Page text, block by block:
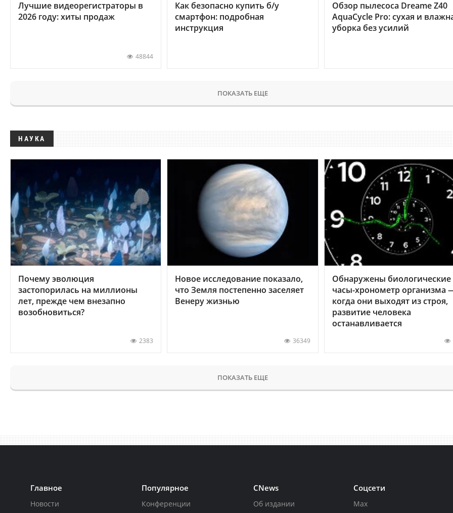
Лучшие видеорегистраторы в
2026 году: хиты продаж
48844
Как безопасно купить б/у
смартфон: подробная
инструкция
Обзор пылесоса Dreame Z40
AquaCycle Pro: сухая и
уборка без усилий
ПОКАЗАТЬ ЕЩЕ
НАУКА
Почему эволюция
застопорилась на миллионы
лет, прежде чем внезапно
возобновиться?
2383
Новое исследование показало,
что Земля постепенно заселяет
Венеру жизнью
36349
Обнаружены биологические
часы-хронометр организма
когда они выходят из строя,
развитие человека
останавливается
ПОКАЗАТЬ ЕЩЕ
Главное
Новости
Популярное
Конференции
CNews
Об издании
Соцсети
Max